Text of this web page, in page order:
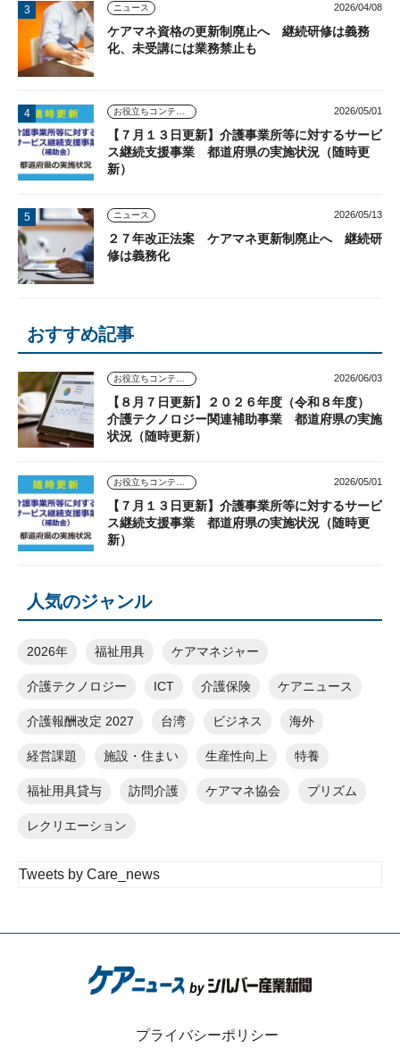
ニュース 2026/04/08
ケアマネ資格の更新制廃止へ 継続研修は義務
化、未受講には業務禁止も
お役立ちコンテンツ 2026/05/01
【７月１３日更新】介護事業所等に対するサービ
ス継続支援事業 都道府県の実施状況（随時更
新）
ニュース 2026/05/13
２７年改正法案 ケアマネ更新制廃止へ 継続研
修は義務化
おすすめ記事
お役立ちコンテンツ 2026/06/03
【８月７日更新】２０２６年度（令和８年度）
介護テクノロジー関連補助事業 都道府県の実施
状況（随時更新）
お役立ちコンテンツ 2026/05/01
【７月１３日更新】介護事業所等に対するサービ
ス継続支援事業 都道府県の実施状況（随時更
新）
人気のジャンル
2026年 福祉用具 ケアマネジャー
介護テクノロジー ICT 介護保険 ケアニュース
介護報酬改定 2027 台湾 ビジネス 海外
経営課題 施設・住まい 生産性向上 特養
福祉用具貸与 訪問介護 ケアマネ協会 プリズム
レクリエーション
Tweets by Care_news
プライバシーポリシー